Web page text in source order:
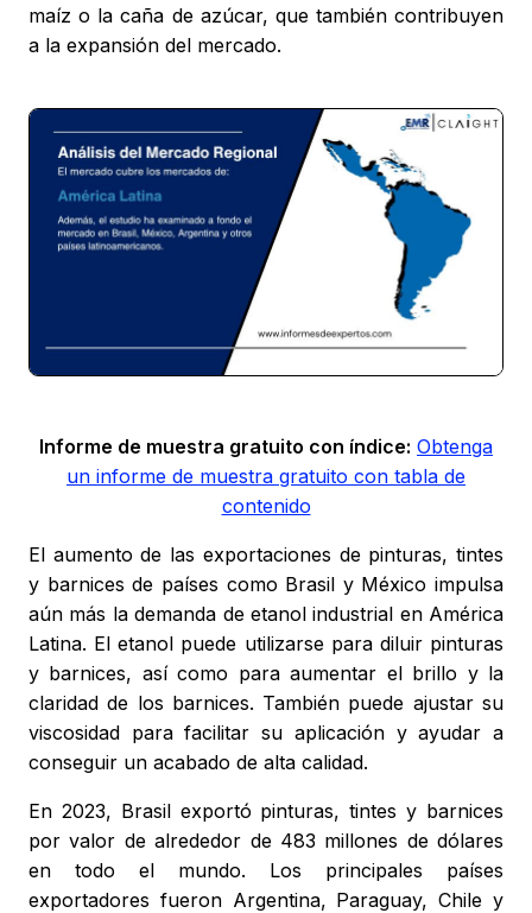
maíz o la caña de azúcar, que también contribuyen
a la expansión del mercado.
Informe de muestra gratuito con índice: Obtenga
un informe de muestra gratuito con tabla de
contenido
El aumento de las exportaciones de pinturas, tintes
y barnices de países como Brasil y México impulsa
aún más la demanda de etanol industrial en América
Latina. El etanol puede utilizarse para diluir pinturas
y barnices, así como para aumentar el brillo y la
claridad de los barnices. También puede ajustar su
viscosidad para facilitar su aplicación y ayudar a
conseguir un acabado de alta calidad.
En 2023, Brasil exportó pinturas, tintes y barnices
por valor de alrededor de 483 millones de dólares
en todo el mundo. Los principales países
exportadores fueron Argentina, Paraguay, Chile y